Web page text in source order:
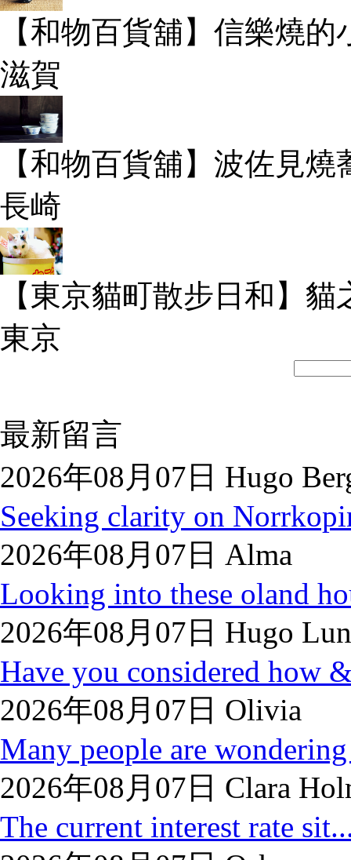
【和物百貨舖】信樂燒的
滋賀
【和物百貨舖】波佐見燒
長崎
【東京貓町散步日和】貓
東京
最新留言
2026年08月07日 Hugo
Seeking clarity on
2026年08月07日 Alma
Looking into these oland
2026年08月07日 Hugo
Have you considered how
2026年08月07日 Olivia
Many people are
2026年08月07日 Clara
The current interest rate